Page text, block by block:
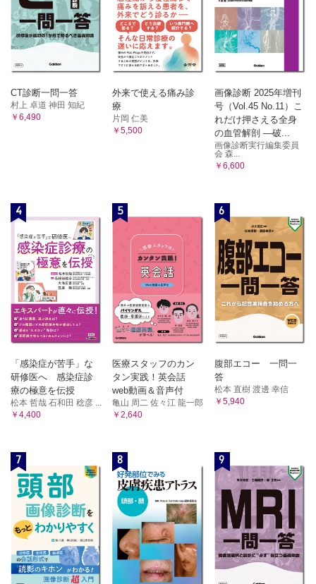
CT診断一問一答
村上 卓道 神田 知紀
￥6,490
外来で使える痛み診
療
片岡 仁美
￥5,500
画像診断 2025年増刊
号（Vol.45 No.11）こ
れだけ押さえる全身
の血管解剖 ―破...
画像診断実行編集委員
会 森...
￥6,600
4
「感染症が苦手」な
研修医へ 感染症診
療の極意を伝授
松本 哲哉 石和田 稔彦 ...
￥4,400
5
医療スタッフのカン
タン実践！英会話
web動画＆音声付
亀山 周二 佐々江 龍一郎
￥2,640
6
腹部エコー 一問一
答
松本 直樹 渡邊 幸信
￥5,940
7 8 9